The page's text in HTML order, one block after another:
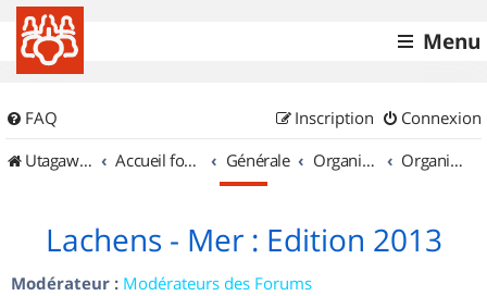
Menu
FAQ Connexion
Inscription
UtagawaVTT (Randos VTT et VTTAE avec traces GPS)
Accueil forum Générale Organisation de sorties & Recherche de partenaires Organisation de sorties en région Provence Alpes Côte d'Azur
Lachens - Mer : Edition 2013
Modérateur : Modérateurs des Forums